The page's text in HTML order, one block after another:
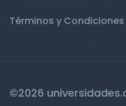
Términos y Condiciones
©2026